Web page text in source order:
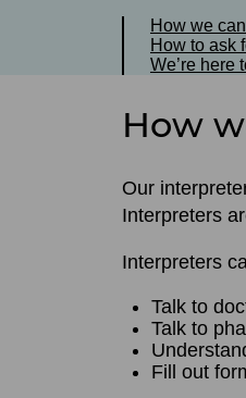
How we
How to ask
We’re here
How
Our
Interpreters
Interpreters
Talk to
Talk to
Fill out